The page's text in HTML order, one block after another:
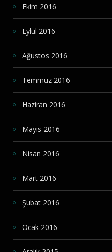
Ekim 2016
Eylül 2016
Ağustos 2016
Temmuz 2016
Haziran 2016
Mayıs 2016
Nisan 2016
Mart 2016
Şubat 2016
Ocak 2016